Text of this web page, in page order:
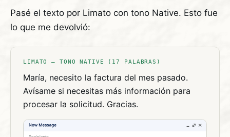
Pasé el texto por Limato con tono Native. Esto fue
lo que me devolvió:
LIMATO — TONO NATIVE (17 PALABRAS)
María, necesito la factura del mes pasado.
Avísame si necesitas más información para
procesar la solicitud. Gracias.